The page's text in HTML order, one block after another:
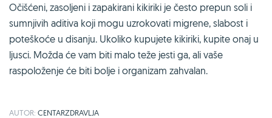
Očišćeni, zasoljeni i zapakirani kikiriki je često prepun soli i
sumnjivih aditiva koji mogu uzrokovati migrene, slabost i
poteškoće u disanju. Ukoliko kupujete kikiriki, kupite onaj u
ljusci. Možda će vam biti malo teže jesti ga, ali vaše
raspoloženje će biti bolje i organizam zahvalan.
AUTOR: CENTARZDRAVLJA